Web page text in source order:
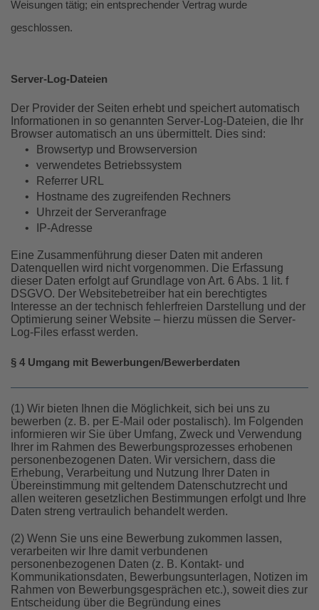
Weisungen tätig; ein entsprechender Vertrag wurde
geschlossen.
Server-Log-Dateien
Der Provider der Seiten erhebt und speichert automatisch
Informationen in so genannten Server-Log-Dateien, die Ihr
Browser automatisch an uns übermittelt. Dies sind:
•
Browsertyp und Browserversion
•
verwendetes Betriebssystem
•
Referrer URL
•
Hostname des zugreifenden Rechners
•
Uhrzeit der Serveranfrage
•
IP-Adresse
Eine Zusammenführung dieser Daten mit anderen
Datenquellen wird nicht vorgenommen. Die Erfassung
dieser Daten erfolgt auf Grundlage von Art. 6 Abs. 1 lit. f
DSGVO. Der Websitebetreiber hat ein berechtigtes
Interesse an der technisch fehlerfreien Darstellung und der
Optimierung seiner Website – hierzu müssen die Server-
Log-Files erfasst werden.
§ 4 Umgang mit Bewerbungen/Bewerberdaten
(1) Wir bieten Ihnen die Möglichkeit, sich bei uns zu
bewerben (z. B. per E-Mail oder postalisch). Im Folgenden
informieren wir Sie über Umfang, Zweck und Verwendung
Ihrer im Rahmen des Bewerbungsprozesses erhobenen
personenbezogenen Daten. Wir versichern, dass die
Erhebung, Verarbeitung und Nutzung Ihrer Daten in
Übereinstimmung mit geltendem Datenschutzrecht und
allen weiteren gesetzlichen Bestimmungen erfolgt und Ihre
Daten streng vertraulich behandelt werden.
(2) Wenn Sie uns eine Bewerbung zukommen lassen,
verarbeiten wir Ihre damit verbundenen
personenbezogenen Daten (z. B. Kontakt- und
Kommunikationsdaten, Bewerbungsunterlagen, Notizen im
Rahmen von Bewerbungsgesprächen etc.), soweit dies zur
Entscheidung über die Begründung eines